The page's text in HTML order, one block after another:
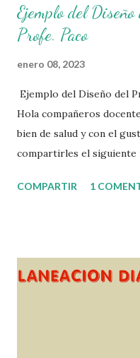
Ejemplo del
Profe. Paco
enero 08, 2023
Ejemplo del Diseño del
Hola compañeros
bien de salud y con el
compartirles el siguiente
Esperando que este
agradecemos a los
nosotros solo los
didácticos e
aquí 👇👇 👇 Ejemplo del
COMPARTIR 1